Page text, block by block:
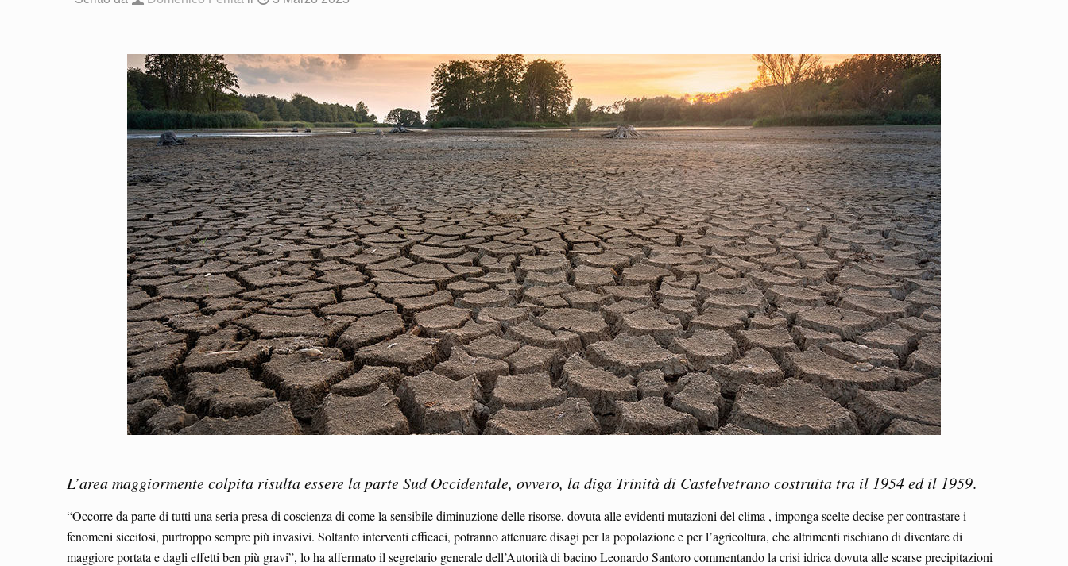
L’area maggiormente colpita risulta essere la parte Sud Occidentale, ovvero, la diga Trinità di Castelvetrano costruita tra il 1954 ed il 1959.
“Occorre da parte di tutti una seria presa di coscienza di come la sensibile diminuzione delle risorse, dovuta alle evidenti mutazioni del clima , imponga scelte decise per contrastare i
fenomeni siccitosi, purtroppo sempre più invasivi. Soltanto interventi efficaci, potranno attenuare disagi per la popolazione e per l’agricoltura, che altrimenti rischiano di diventare di
maggiore portata e dagli effetti ben più gravi”, lo ha affermato il segretario generale dell’Autorità di bacino Leonardo Santoro commentando la crisi idrica dovuta alle scarse precipitazioni